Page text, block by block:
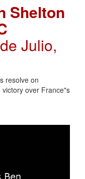
Shelton
Julio,
resolve on
over France"s